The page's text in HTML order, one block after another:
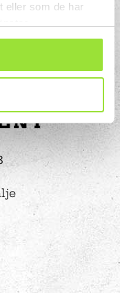
eller som de har